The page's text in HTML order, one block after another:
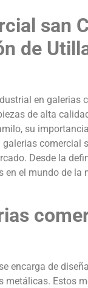
san
de
en galerias
de alta
su
comercial
Desde la
el mundo de la
encarga de
metálicas. Estos